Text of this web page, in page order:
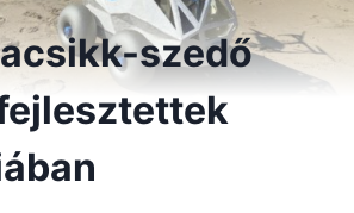
szedő